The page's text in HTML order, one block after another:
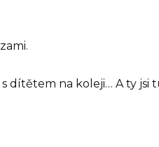
dítětem na koleji… A ty jsi